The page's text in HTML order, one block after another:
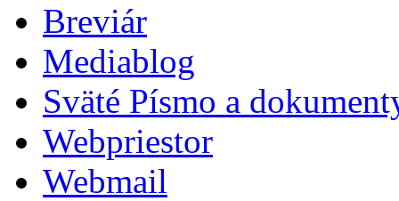
Breviár
Mediablog
Sväté Písmo a
Webpriestor
Webmail